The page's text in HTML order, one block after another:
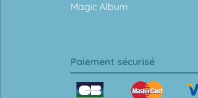
Magic Album
Paiement sécurisé